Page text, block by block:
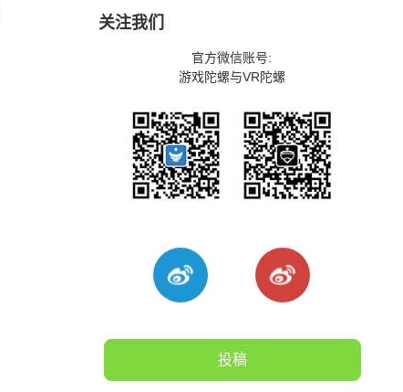
关注我们
官方微信账号:
游戏陀螺与VR陀螺
投稿